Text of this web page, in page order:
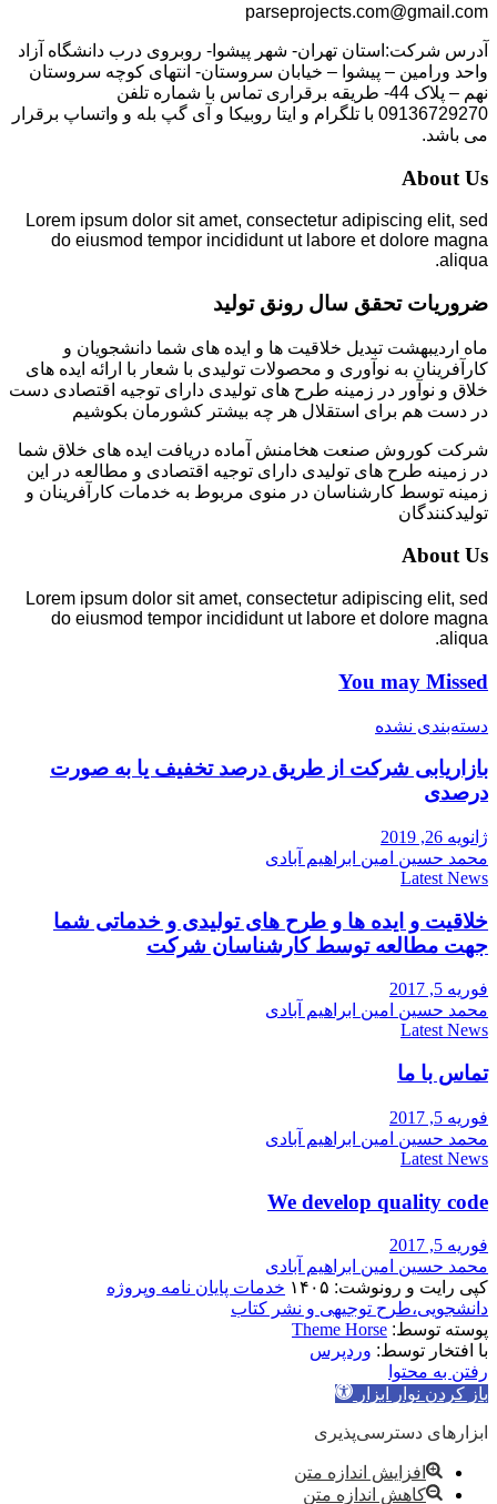
parseprojects.com@gmail.com
آدرس شرکت:استان تهران- شهر پیشوا- روبروی درب دانشگاه آزاد
واحد ورامین – پیشوا – خیابان سروستان- انتهای کوچه سروستان
نهم – پلاک 44- طریقه برقراری تماس با شماره تلفن
09136729270 با تلگرام و ایتا روبیکا و آی گپ بله و واتساپ برقرار
می باشد.
About Us
Lorem ipsum dolor sit amet, consectetur adipiscing elit, sed
do eiusmod tempor incididunt ut labore et dolore magna
aliqua.
ضروریات تحقق سال رونق تولید
ماه اردیبهشت تبدیل خلاقیت ها و ایده های شما دانشجویان و
کارآفرینان به نوآوری و محصولات تولیدی با شعار با ارائه ایده های
خلاق و نوآور در زمینه طرح های تولیدی دارای توجیه اقتصادی دست
در دست هم برای استقلال هر چه بیشتر کشورمان بکوشیم
شرکت کوروش صنعت هخامنش آماده دریافت ایده های خلاق شما
در زمینه طرح های تولیدی دارای توجیه اقتصادی و مطالعه در این
زمینه توسط کارشناسان در منوی مربوط به خدمات کارآفرینان و
تولیدکنندگان
About Us
Lorem ipsum dolor sit amet, consectetur adipiscing elit, sed
do eiusmod tempor incididunt ut labore et dolore magna
aliqua.
You may Missed
دسته‌بندی نشده
بازاریابی شرکت از طریق درصد تخفیف یا به صورت
درصدی
ژانویه 26, 2019
محمد حسین امین ابراهیم آبادی
Latest News
خلاقیت و ایده ها و طرح های تولیدی و خدماتی شما
جهت مطالعه توسط کارشناسان شرکت
فوریه 5, 2017
محمد حسین امین ابراهیم آبادی
Latest News
تماس با ما
فوریه 5, 2017
محمد حسین امین ابراهیم آبادی
Latest News
We develop quality code
فوریه 5, 2017
محمد حسین امین ابراهیم آبادی
کپی رایت و رونوشت: ۱۴۰۵
خدمات پایان نامه وپروژه
دانشجویی،طرح توجیهی و نشر کتاب
پوسته توسط: Theme Horse
با افتخار توسط: وردپرس
رفتن به محتوا
باز کردن نوار ابزار
ابزارهای دسترسی‌پذیری
افزایش اندازه متن
کاهش اندازه متن